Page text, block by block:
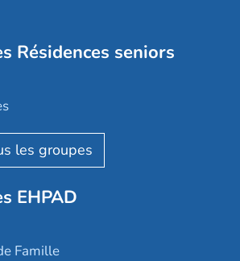
Résidences seniors
EHPAD
Famille